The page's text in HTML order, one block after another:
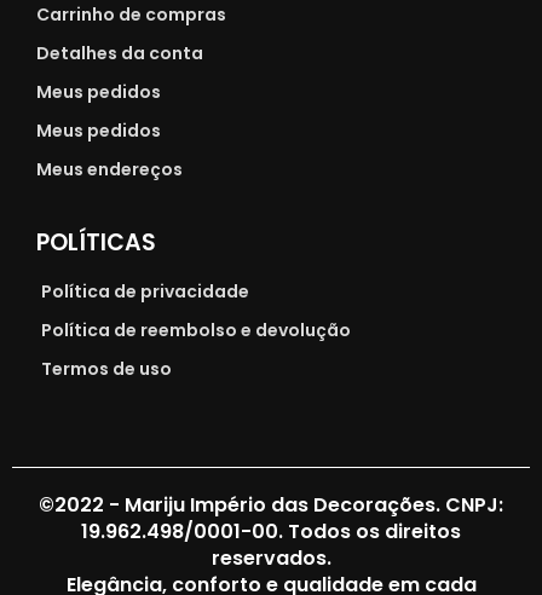
Carrinho de compras
Detalhes da conta
Meus pedidos
Meus pedidos
Meus endereços
POLÍTICAS
Política de privacidade
Política de reembolso e devolução
Termos de uso
©2022 - Mariju Império das Decorações. CNPJ:
19.962.498/0001-00. Todos os direitos
reservados.
Elegância, conforto e qualidade em cada